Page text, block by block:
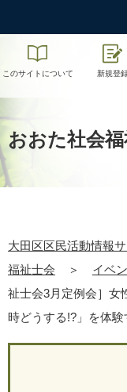
このサイトについて 新規登
おおた社会
大田区区民活動情報
福祉士会
＞ イベ
祉士会3月定例会］女
時どうする!?」を体